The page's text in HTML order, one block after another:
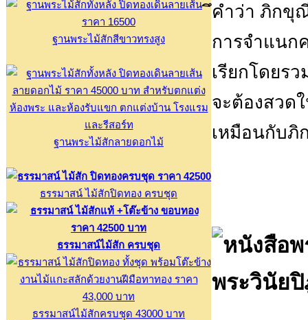
ฐานพระไม้สักสีขาวทรงสูง
ฐานพระไม้สักลายดอกไม้
ธรรมาสน์ ไม้สักปิดทอง ครบชุด
ธรรมาสน์ไม้สัก ครบชุด
ธรรมาสน์ไม้สักครบชุด 43000 บาท
คำว่า ภิกขุ
การจำแนก
เรียกโดยรว
จะต้องสวด
เหมือนกับภิ
พระวินัย